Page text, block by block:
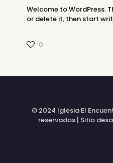
Welcome to WordPress.
or delete it, then start
0
© 2024 Iglesia El
reservados | Sitio